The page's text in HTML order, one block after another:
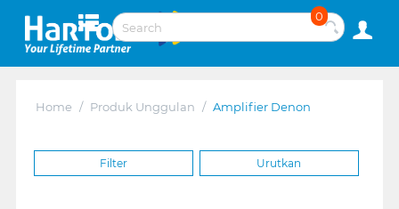
0
Home / Produk Unggulan / Amplifier Denon
Filter Urutkan